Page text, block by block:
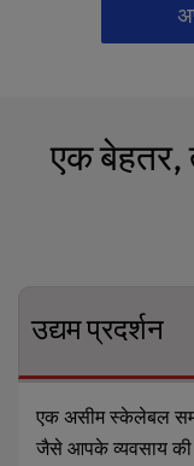
एक बेहतर,
उद्यम प्रदर्शन
एक असीम स्केलेबल
जैसे आपके व्यवसाय की